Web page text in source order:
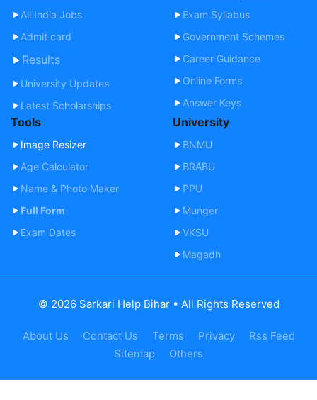
All India Jobs
Admit card
Results
University Updates
Latest Scholarships
Exam Syllabus
Government Schemes
Career Guidance
Online Forms
Answer Keys
Tools
Image Resizer
Age Calculator
Name & Photo Maker
Full Form
Exam Dates
University
BNMU
BRABU
PPU
Munger
VKSU
Magadh
© 2026 Sarkari Help Bihar • All Rights Reserved
About Us Contact Us Terms Privacy
Rss Feed
Sitemap
Others